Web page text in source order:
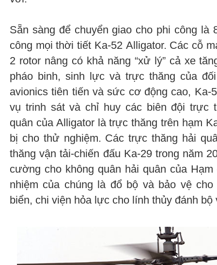
Sẵn sàng để chuyển giao cho phi công là
công mọi thời tiết Kа-52 Alligator. Các cỗ
2 rotor nâng có khả năng “xử lý” cả xe
pháo binh, sinh lực và trực thăng của
avionics tiên tiến và sức cơ động cao, Ka-
vụ trinh sát và chỉ huy các biên đội trực
quân của Alligator là trực thăng trên hạm
bị cho thử nghiệm. Các trực thăng hải
thăng vận tải-chiến đấu Kа-29 trong năm
cường cho không quân hải quân của
nhiệm của chúng là đổ bộ và bảo vệ
biển, chi viện hỏa lực cho lính thủy đánh bộ